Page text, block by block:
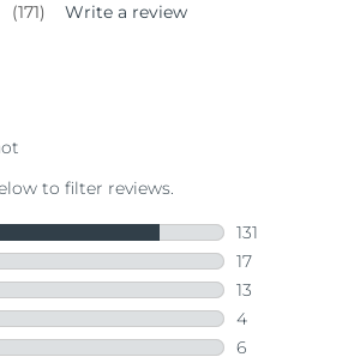
(171) Write a review